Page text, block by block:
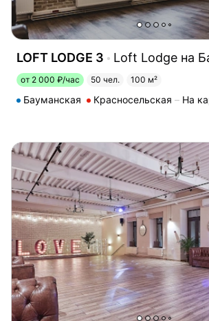
LOFT LODGE 3 Loft Lodge на
от 2 000 ₽/час 50 чел. 100 м²
Бауманская Красносельская На